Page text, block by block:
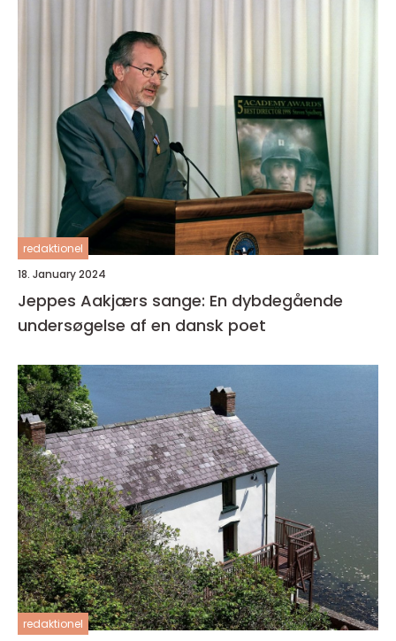
redaktionel
18. January 2024
Jeppes Aakjærs sange: En dybdegående
undersøgelse af en dansk poet
redaktionel